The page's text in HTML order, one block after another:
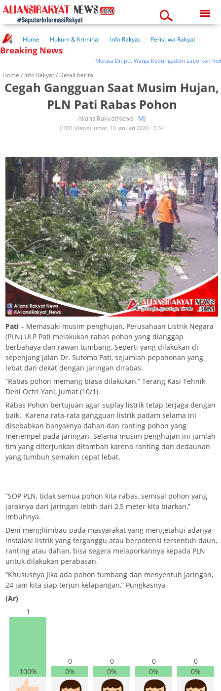
10:43:36 pm
Home Hukum & Kriminal Info Rakyat
Peristiwa Rakyat
Kuliner Rakyat
Wisata Rakyat
Breaking News
Merasa Ditipu, Warga Kedungadem Laporkan Rekan
Home / Info Rakyat/ Detail berita
Cegah Gangguan Saat Musim Hujan,
PLN Pati Rabas Pohon
AliansiRakyatNews - MJ
(1001 Views) Jumat, 10 Januari 2020 - 2:34
Pati – Memasuki musim penghujan, Perusahaan Listrik Negara
(PLN) ULP Pati melakukan rabas pohon yang dianggap
berbahaya dan rawan tumbang. Seperti yang dilakukan di
sepenjang jalan Dr. Sutomo Pati, sejumlah pepohonan yang
lebat dan dekat dengan jaringan dirabas.
“Rabas pohon memang biasa dilakukan,“ Terang Kasi Tehnik
Deni Octri Yani, Jumat (10/1).
Rabas Pohon bertujuan agar suplay listrik tetap terjaga dengan
baik. Karena rata-rata gangguan listrik padam selama ini
disebabkan banyaknya dahan dan ranting pohon yang
menempel pada jaringan. Selama musim penghujan ini jumlah
tim yang diterjunkan ditambah karena ranting dan dedaunan
yang tumbuh semakin cepat lebat.
“SOP PLN, tidak semua pohon kita rabas, semisal pohon yang
jaraknya dari jaringan lebih dari 2,5 meter kita biarkan,”
imbuhnya.
Deni menghimbau pada masyarakat yang mengetahui adanya
instalasi listrik yang terganggu atau berpotensi tersentuh daun,
ranting atau dahan, bisa segera melaporkannya kepada PLN
untuk dilakukan perabasan.
“Khususnya Jika ada pohon tumbang dan menyentuh jaringan,
24 jam kita siap terjun kelapangan,” Pungkasnya
(Ar)
1
100%
0
0%
0
0%
0
0%
0
0%